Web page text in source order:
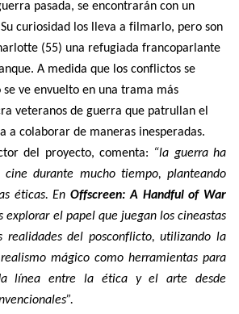
pasada, se encontrarán con un
curiosidad los lleva a filmarlo, pero son
(55) una refugiada francoparlante
A medida que los conflictos se
ve envuelto en una trama más
veteranos de guerra que patrullan el
a colaborar de maneras inesperadas.
del proyecto, comenta: “la guerra ha
durante mucho tiempo, planteando
éticas. En Offscreen: A Handful of War
explorar el papel que juegan los cineastas
realidades del posconflicto, utilizando la
mágico como herramientas para
línea entre la ética y el arte desde